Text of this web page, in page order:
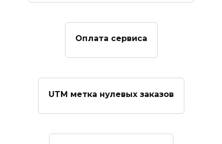
Оплата сервиса
UTM метка нулевых заказов